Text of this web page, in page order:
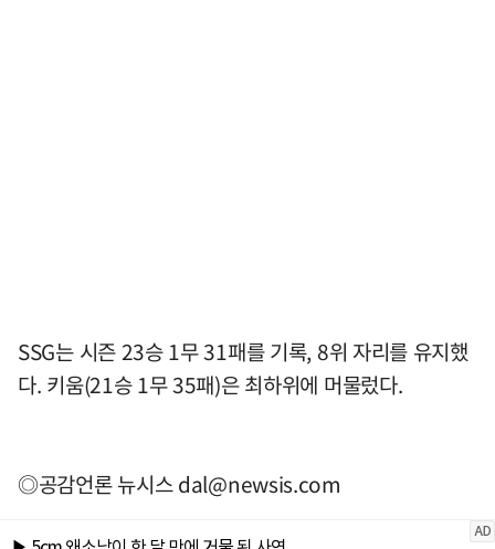
SSG는 시즌 23승 1무 31패를 기록, 8위 자리를 유지했
다. 키움(21승 1무 35패)은 최하위에 머물렀다.
◎공감언론 뉴시스dal@newsis.com